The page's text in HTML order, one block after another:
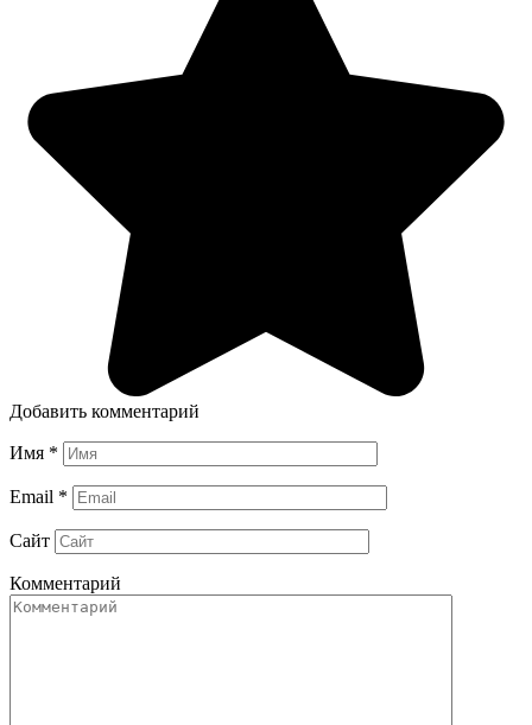
Добавить комментарий
Имя *
Email *
Сайт
Комментарий